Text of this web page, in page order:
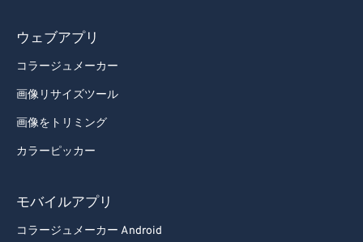
ウェブアプリ
コラージュメーカー
画像リサイズツール
画像をトリミング
カラーピッカー
モバイルアプリ
コラージュメーカー Android